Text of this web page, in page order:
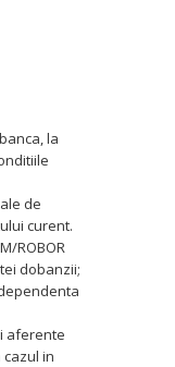
la
de
curent.
ROBOR
dobanzii;
aferente
in